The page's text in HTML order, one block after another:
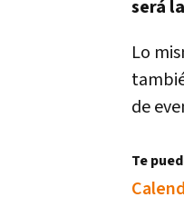
será
Lo
de
Te